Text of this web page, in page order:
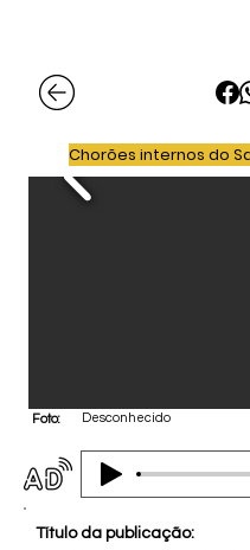
Chorões internos do
Foto: Desconhecido
Título da publicação: